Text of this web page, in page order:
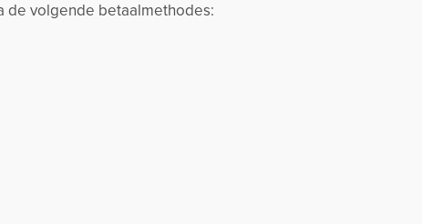
de volgende betaalmethodes: